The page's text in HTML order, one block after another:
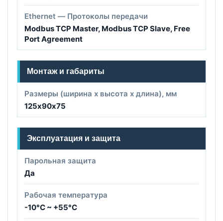
Ethernet — Протоколы передачи
Modbus TCP Master, Modbus TCP Slave, Free
Port Agreement
Монтаж и габариты
Размеры (ширина х высота х длина), мм
125х90х75
Эксплуатация и защита
Парольная защита
Да
Рабочая температура
-10°C ~ +55°C